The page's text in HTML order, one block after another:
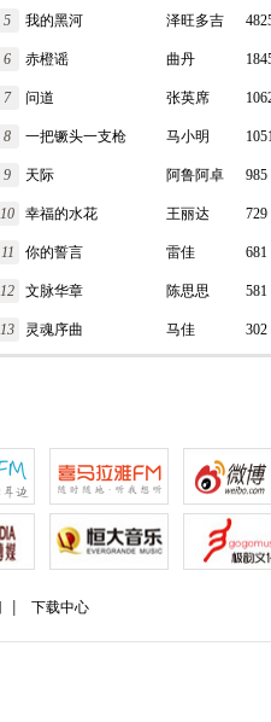
5 我的黑河 泽旺多吉
6 赤橙谣 曲丹
7 问道 张英席
8 一把镢头一支枪 马小明
9 天际 阿鲁阿卓 985
10 幸福的水花 王丽达 729
11 你的誓言 雷佳 681
12 文脉华章 陈思思 581
13 灵魂序曲 马佳 302
下载中心